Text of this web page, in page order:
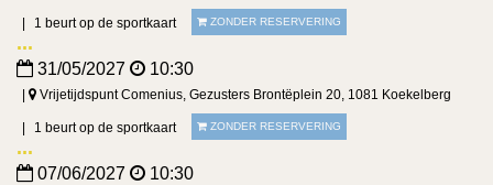
1 beurt op de sportkaart ZONDER RESERVERING
31/05/2027 10:30
Vrijetijdspunt Comenius, Gezusters Brontëplein 20, 1081 Koekelberg
1 beurt op de sportkaart ZONDER RESERVERING
07/06/2027 10:30